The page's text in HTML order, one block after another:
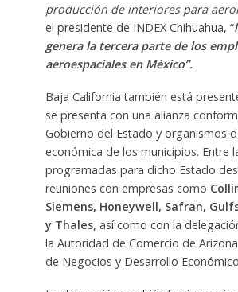
producción de interiores para
el presidente de INDEX Chihuahua, “
genera la tercera parte de los
aeroespaciales en México”.
Baja California también está
se presenta con una alianza
Gobierno del Estado y organismos
económica de los municipios. Entre
programadas para dicho Estado
reuniones con empresas como
Siemens, Honeywell, Safran,
y Thales, así como con la
la Autoridad de Comercio de
de Negocios y Desarrollo